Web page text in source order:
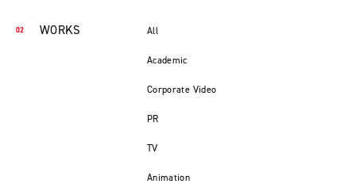
WORKS All
Academic
Corporate Video
PR
TV
Animation